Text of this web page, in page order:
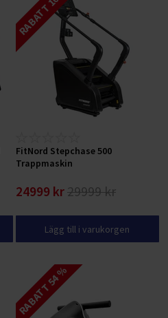
RABATT 16 %
FitNord Stepchase 500
Trappmaskin
24999 kr29999 kr
Lägg till i varukorgen
RABATT 54 %